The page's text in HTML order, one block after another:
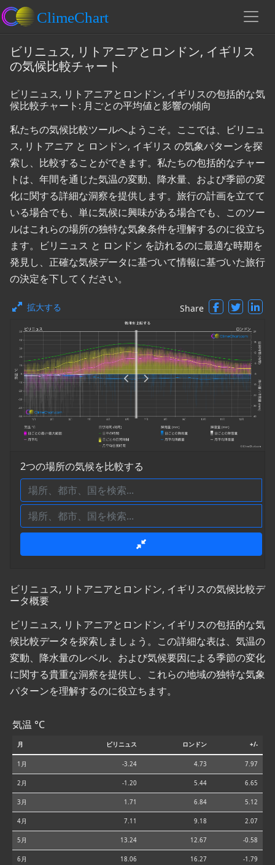
ビリニュス, リトアニアとロンドン, イギリス
の気候比較チャート
ビリニュス, リトアニアとロンドン, イギリスの包括的な気
候比較チャート: 月ごとの平均値と影響の傾向
私たちの気候比較ツールへようこそ。ここでは、ビリニュ
ス, リトアニア と ロンドン, イギリス の気象パターンを探
索し、比較することができます。私たちの包括的なチャー
トは、年間を通じた気温の変動、降水量、および季節の変
化に関する詳細な洞察を提供します。旅行の計画を立てて
いる場合でも、単に気候に興味がある場合でも、このツー
ルはこれらの場所の独特な気象条件を理解するのに役立ち
ます。ビリニュス と ロンドン を訪れるのに最適な時期を
発見し、正確な気候データに基づいて情報に基づいた旅行
の決定を下してください。
拡大する Share
2つの場所の気候を比較する
ビリニュス, リトアニアとロンドン, イギリスの気候比較デ
ータ概要
ビリニュス, リトアニアとロンドン, イギリスの包括的な気
候比較データを探索しましょう。この詳細な表は、気温の
変動、降水量のレベル、および気候要因による季節の変化
に関する貴重な洞察を提供し、これらの地域の独特な気象
パターンを理解するのに役立ちます。
気温 °C
月 ビリニュス ロンドン +/-
1月 -3.24 4.73 7.97
2月 -1.20 5.44 6.65
3月 1.71 6.84 5.12
4月 7.11 9.18 2.07
5月 13.24 12.67 -0.58
6月 18.06 16.27 -1.79